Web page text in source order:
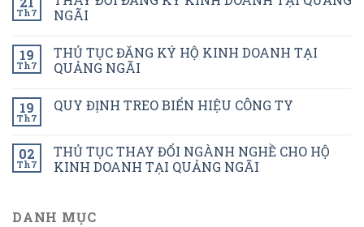
Th7
NGÃI
19
Th7
THỦ TỤC ĐĂNG KÝ HỘ KINH DOANH TẠI
QUẢNG NGÃI
19
Th7
QUY ĐỊNH TREO BIỂN HIỆU CÔNG TY
02
Th7
THỦ TỤC THAY ĐỔI NGÀNH NGHỀ CHO HỘ
KINH DOANH TẠI QUẢNG NGÃI
DANH MỤC